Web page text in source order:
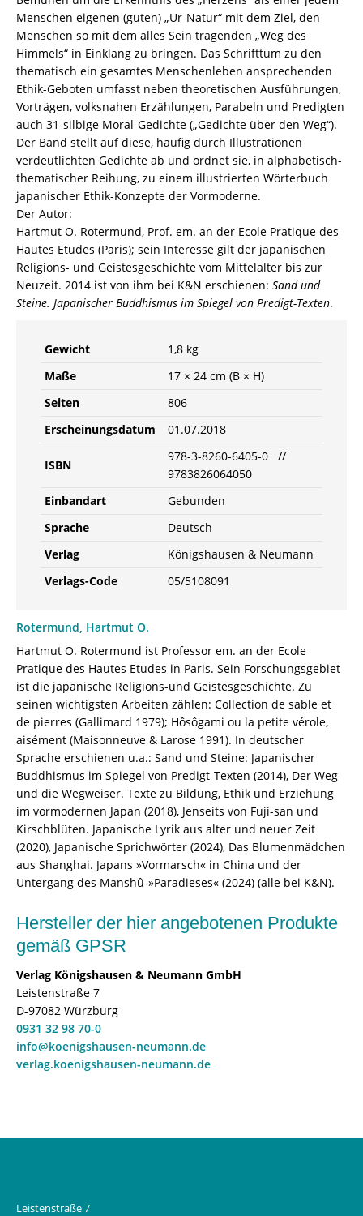
82-
606405-
0
Menge
Menschen eigenen (guten) „Ur-Natur“ mit dem Ziel, den
Menschen so mit dem alles Sein tragenden „Weg des
Himmels“ in Einklang zu bringen. Das Schrifttum zu den
thematisch ein gesamtes Menschenleben ansprechenden
Ethik-Geboten umfasst neben theoretischen Ausführungen,
Vorträgen, volksnahen Erzählungen, Parabeln und Predigten
auch 31-silbige Moral-Gedichte („Gedichte über den Weg“).
Der Band stellt auf diese, häufig durch Illustrationen
verdeutlichten Gedichte ab und ordnet sie, in alphabetisch-
thematischer Reihung, zu einem illustrierten Wörterbuch
japanischer Ethik-Konzepte der Vormoderne.
Der Autor:
Hartmut O. Rotermund, Prof. em. an der Ecole Pratique des
Hautes Etudes (Paris); sein Interesse gilt der japanischen
Religions- und Geistesgeschichte vom Mittelalter bis zur
Neuzeit. 2014 ist von ihm bei K&N erschienen: Sand und
Steine. Japanischer Buddhismus im Spiegel von Predigt-Texten.
Gewicht
1,8 kg
Maße
17 × 24 cm (B × H)
Seiten
806
Erscheinungsdatum
01.07.2018
ISBN
978-3-8260-6405-0 //
9783826064050
Einbandart
Gebunden
Sprache
Deutsch
Verlag
Königshausen & Neumann
Verlags-Code
05/5108091
Rotermund, Hartmut O.
Hartmut O. Rotermund ist Professor em. an der Ecole
Pratique des Hautes Etudes in Paris. Sein Forschungsgebiet
ist die japanische Religions-und Geistesgeschichte. Zu
seinen wichtigsten Arbeiten zählen: Collection de sable et
de pierres (Gallimard 1979); Hôsôgami ou la petite vérole,
aisément (Maisonneuve & Larose 1991). In deutscher
Sprache erschienen u.a.: Sand und Steine: Japanischer
Buddhismus im Spiegel von Predigt-Texten (2014), Der Weg
und die Wegweiser. Texte zu Bildung, Ethik und Erziehung
im vormodernen Japan (2018), Jenseits von Fuji-san und
Kirschblüten. Japanische Lyrik aus alter und neuer Zeit
(2020), Japanische Sprichwörter (2024), Das Blumenmädchen
aus Shanghai. Japans »Vormarsch« in China und der
Untergang des Manshû-»Paradieses« (2024) (alle bei K&N).
Hersteller der hier angebotenen Produkte
gemäß GPSR
Verlag Königshausen & Neumann GmbH
Leistenstraße 7
D-97082 Würzburg
0931 32 98 70-0
info@koenigshausen-neumann.de
verlag.koenigshausen-neumann.de
Leistenstraße 7